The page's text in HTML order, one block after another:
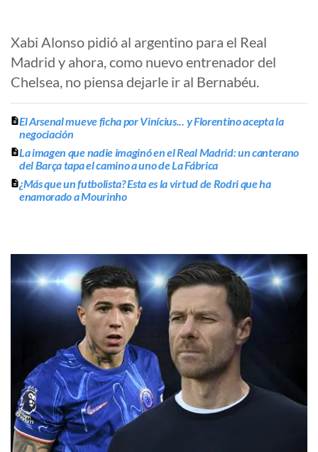
Xabi Alonso pidió al argentino para el Real
Madrid y ahora, como nuevo entrenador del
Chelsea, no piensa dejarle ir al Bernabéu.
El Arsenal mueve ficha por Vinícius... y Florentino acepta la
negociación
La imagen que nadie imaginó en el Real Madrid: un canterano
del Barça tapa el camino a uno de La Fábrica
¿Más que un futbolista? Esta es la virtud de Rodri que ha
enamorado a Mourinho